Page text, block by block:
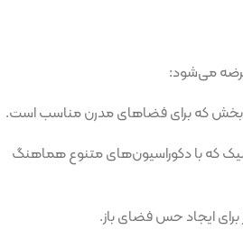
می‌شود:
که برای فضاهای مدرن مناسب است.
که با دکوراسیون‌های متنوع هماهنگ
ایجاد حس فضای باز.